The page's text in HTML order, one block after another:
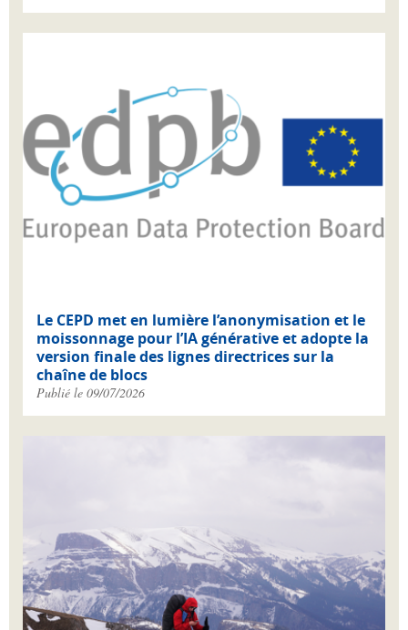
Le CEPD met en lumière l’anonymisation et le
moissonnage pour l’IA générative et adopte la
version finale des lignes directrices sur la
chaîne de blocs
Publié le 09/07/2026